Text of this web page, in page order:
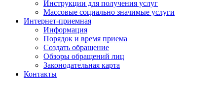
Инструкции для получения услуг
Массовые социально значимые услуги
Интернет-приемная
Информация
Порядок и время приема
Создать обращение
Обзоры обращений лиц
Законодательная карта
Контакты